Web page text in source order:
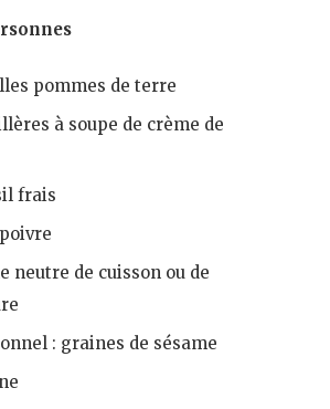
pommes de terre
à soupe de crème de
frais
neutre de cuisson ou de
: graines de sésame